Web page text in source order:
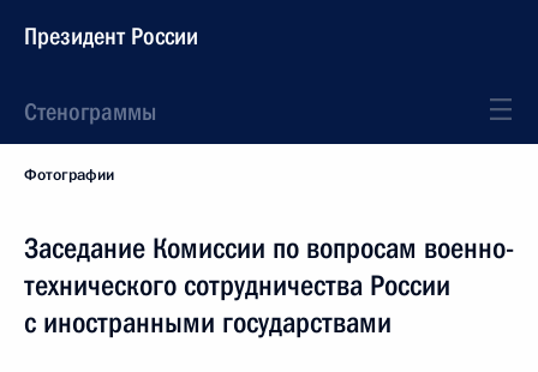
Президент России
Стенограммы
Фотографии
Заседание Комиссии по вопросам военно-
технического сотрудничества России
с иностранными государствами